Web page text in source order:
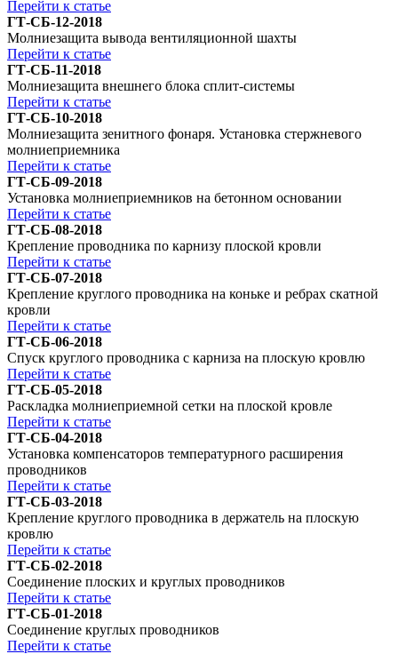
Перейти к статье
ГТ-СБ-12-2018
Молниезащита вывода вентиляционной шахты
Перейти к статье
ГТ-СБ-11-2018
Молниезащита внешнего блока сплит-системы
Перейти к статье
ГТ-СБ-10-2018
Молниезащита зенитного фонаря. Установка стержневого
молниеприемника
Перейти к статье
ГТ-СБ-09-2018
Установка молниеприемников на бетонном основании
Перейти к статье
ГТ-СБ-08-2018
Крепление проводника по карнизу плоской кровли
Перейти к статье
ГТ-СБ-07-2018
Крепление круглого проводника на коньке и ребрах скатной
кровли
Перейти к статье
ГТ-СБ-06-2018
Спуск круглого проводника с карниза на плоскую кровлю
Перейти к статье
ГТ-СБ-05-2018
Раскладка молниеприемной сетки на плоской кровле
Перейти к статье
ГТ-СБ-04-2018
Установка компенсаторов температурного расширения
проводников
Перейти к статье
ГТ-СБ-03-2018
Крепление круглого проводника в держатель на плоскую
кровлю
Перейти к статье
ГТ-СБ-02-2018
Соединение плоских и круглых проводников
Перейти к статье
ГТ-СБ-01-2018
Соединение круглых проводников
Перейти к статье